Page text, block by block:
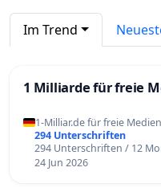
Im Trend
1 Milliarde für freie
1-Milliar.de für freie Medien
294 Unterschriften
294 Unterschriften / 12
24 Jun 2026